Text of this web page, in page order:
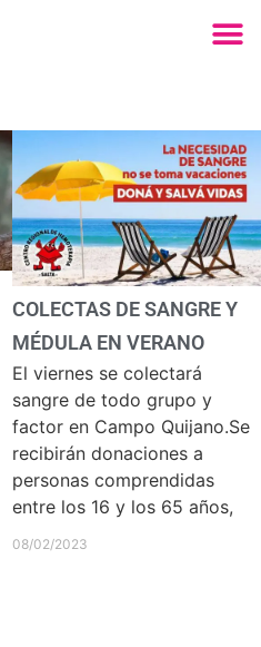
COLECTAS DE SANGRE Y
MÉDULA EN VERANO
El viernes se colectará
sangre de todo grupo y
factor en Campo Quijano.Se
recibirán donaciones a
personas comprendidas
entre los 16 y los 65 años,
08/02/2023